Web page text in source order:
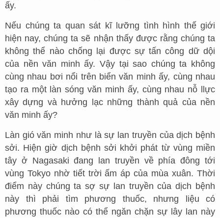
ấy.
Nếu chúng ta quan sát kĩ lưỡng tình hình thế giới
hiện nay, chúng ta sẽ nhận thấy được rằng chúng ta
không thể nào chống lại được sự tấn công dữ dội
của nền văn minh ấy. Vậy tại sao chúng ta không
cùng nhau bơi nổi trên biển văn minh ấy, cùng nhau
tạo ra một làn sóng văn minh ấy, cùng nhau nỗ llực
xây dựng và hưởng lạc những thành quả của nền
văn minh ấy?
Làn gió văn minh như là sự lan truyền của dịch bệnh
sởi. Hiện giờ dịch bệnh sởi khởi phát từ vùng miền
tây ở Nagasaki đang lan truyền về phía đông tới
vùng Tokyo nhờ tiết trời ấm áp của mùa xuân. Thời
điểm này chúng ta sợ sự lan truyền của dịch bệnh
này thì phải tìm phương thuốc, nhưng liệu có
phương thuốc nào có thể ngăn chặn sự lây lan này